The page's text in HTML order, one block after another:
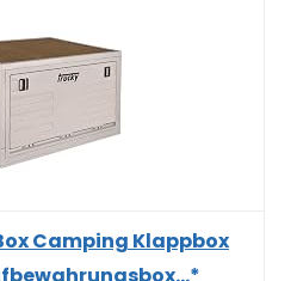
Camping Klappbox